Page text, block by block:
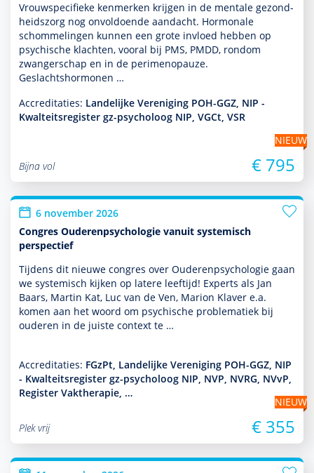
Vrouwspeci­fieke kenmerken krijgen in de mentale gezond­
heids­zorg nog onvol­doende aan­dacht. Hormonale
schommelingen kunnen een grote invloed hebben op
psychische klachten, vooral bij PMS, PMDD, ron­dom
zwangerschap en in de perimenopauze.
Geslachtshormonen …
Accreditaties: Landelijke Vereniging POH-GGZ, NIP -
Kwalteitsregister gz-psycholoog NIP, VGCt, VSR
NIEUW
Bijna vol
€ 795
6 november 2026
Congres Ouderenpsychologie vanuit systemisch
perspectief
Tijdens dit nieuwe congres over Ouderenpsycho­logie gaan
we systemisch kijken op latere leeftijd! Experts als Jan
Baars, Martin Kat, Luc van de Ven, Marion Klaver e.a.
komen aan het woord om psychische proble­ma­tiek bij
ouderen in de juiste context te …
Accreditaties: FGzPt, Landelijke Vereniging POH-GGZ, NIP
- Kwalteitsregister gz-psycholoog NIP, NVP, NVRG, NVvP,
Register Vaktherapie, …
NIEUW
Plek vrij
€ 355